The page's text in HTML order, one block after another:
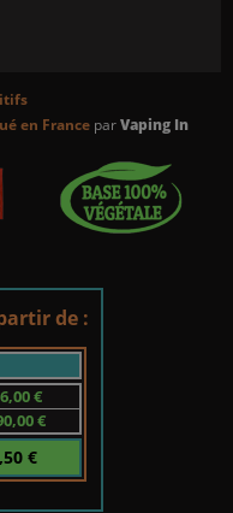
en France parVaping In
de :
6,00 €
€
€